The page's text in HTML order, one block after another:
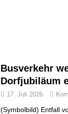
Busverkehr
Dorfjubiläum
17. Juli 2026
(Symbolbild) Entfall